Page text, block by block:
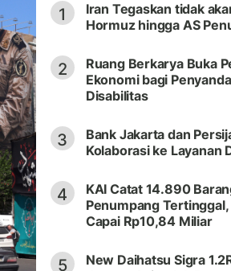
1
Iran Tegaskan tidak
Hormuz hingga AS
2
Ruang Berkarya Buka
Ekonomi bagi
Disabilitas
3
Bank Jakarta dan
Kolaborasi ke Layanan
4
KAI Catat 14.890
Penumpang Tertinggal,
Capai Rp10,84 Miliar
5
New Daihatsu Sigra